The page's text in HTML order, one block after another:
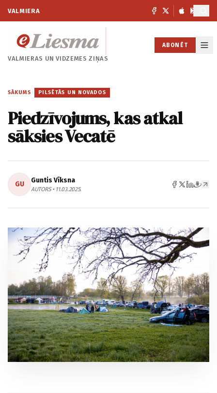
VALMIERA
VALMIERAS UNVIDZEMES ZIŅAS
ABONĒT
SĀKUMS / PILSĒTĀS UN NOVADOS
Piedzīvojums, kas atkal
sāksies Vecatē
GU Guntis Vīksna
AUTORS • 11.03.2025.